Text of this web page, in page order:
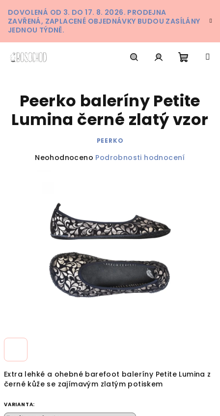
na
obsah
DOVOLENÁ OD 3. DO 17. 8. 2026. PRODEJNA
ZAVŘENÁ, ZAPLACENÉ OBJEDNÁVKY BUDOU ZASÍLÁNY
JEDNOU TÝDNĚ.
košík
Extra lehké a ohebné barefoot baleríny Petite Lumina z
černé kůže se zajímavým zlatým potiskem
VARIANTA:
Peerko baleríny Petite
Lumina černé zlatý vzor
PEERKO
Průměrné
hvězdiček.
Neohodnoceno Podrobnosti hodnocení